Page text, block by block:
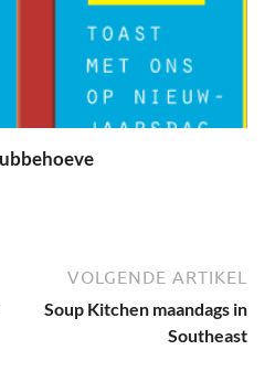
VOLGENDE ARTIKEL
Soup Kitchen maandags in
Southeast